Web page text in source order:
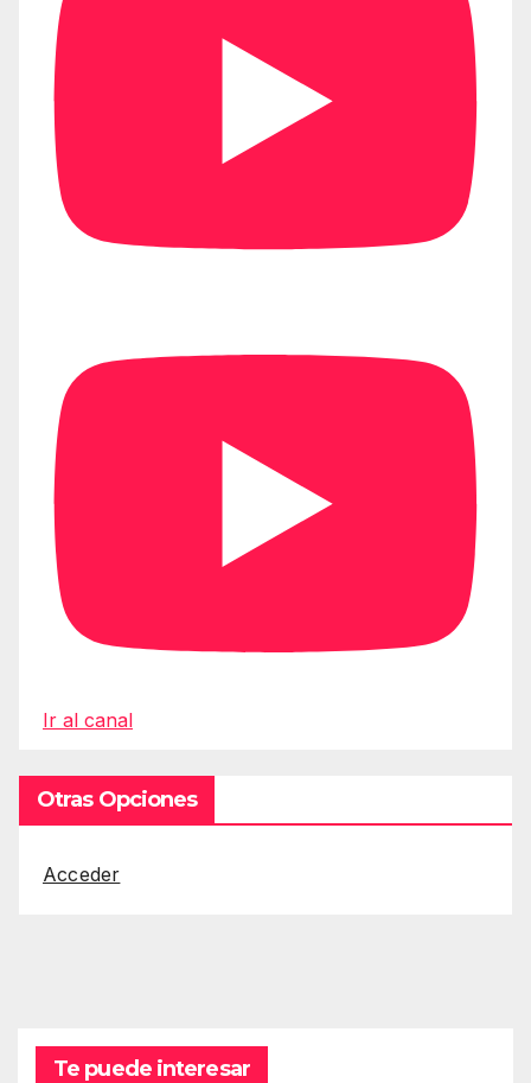
Ir al canal
Otras Opciones
Acceder
Te puede interesar